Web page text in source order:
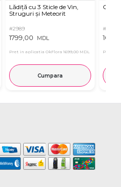
Lădiță cu 3 Sticle de Vin,
Struguri și Meteorit
#2989
1799,00 MDL
Pret in aplicatia OkFlora 1699,00 MDL
Cumpara
#3266
Pret in